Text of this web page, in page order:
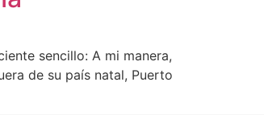
sencillo: A mi manera,
de su país natal, Puerto